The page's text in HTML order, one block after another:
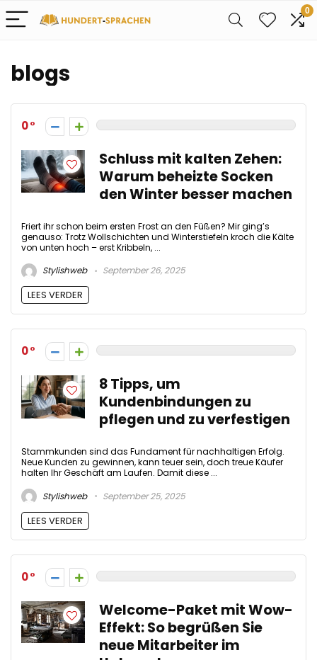
0
blogs
0
Schluss mit kalten Zehen:
Warum beheizte Socken
den Winter besser machen
Friert ihr schon beim ersten Frost an den Füßen? Mir ging’s
genauso: Trotz Wollschichten und Winterstiefeln kroch die Kälte
von unten hoch – erst Kribbeln, ...
Stylishweb
September 26, 2025
LEES VERDER
0
8 Tipps, um
Kundenbindungen zu
pflegen und zu verfestigen
Stammkunden sind das Fundament für nachhaltigen Erfolg.
Neue Kunden zu gewinnen, kann teuer sein, doch treue Käufer
halten Ihr Geschäft am Laufen. Damit diese ...
Stylishweb
September 25, 2025
LEES VERDER
0
Welcome-Paket mit Wow-
Effekt: So begrüßen Sie
neue Mitarbeiter im